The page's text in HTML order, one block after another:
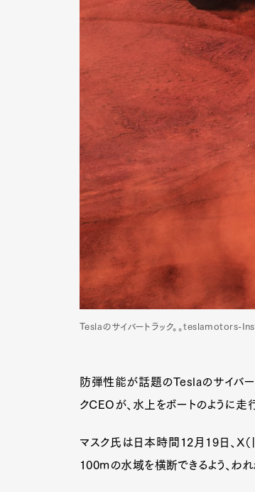
Teslaのサイバートラック。。teslamotors-
防弾性能が話題のTeslaのサイバー
クCEOが、水上をボートのように
マスク氏は日本時間12月19日、X（
100mの水域を横断できるよう、わ